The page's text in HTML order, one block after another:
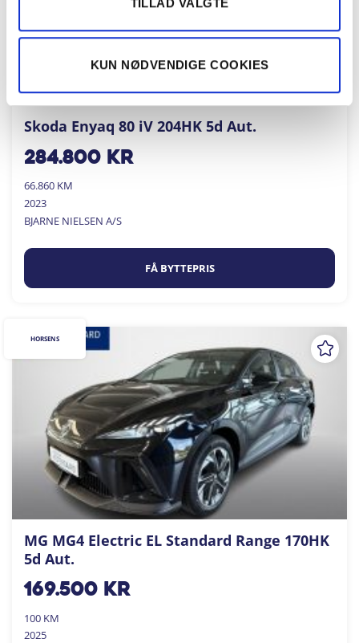
KUN NØDVENDIGE COOKIES
Skoda Enyaq 80 iV 204HK 5d Aut.
284.800kr
66.860 KM
2023
BJARNE NIELSEN A/S
FÅ BYTTEPRIS
MG MG4 Electric EL Standard Range 170HK
5d Aut.
169.500kr
100 KM
2025
HORSENS